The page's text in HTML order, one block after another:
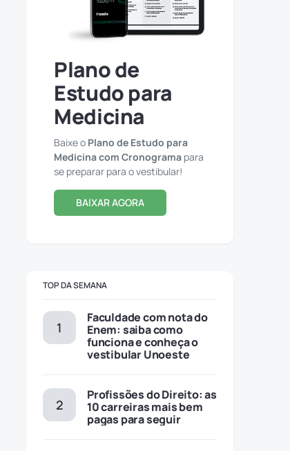
Plano de
Estudo para
Medicina
Baixe o Plano de Estudo para
Medicina com Cronograma
se preparar para o vestibular!
BAIXAR AGORA
TOP DA SEMANA
Faculdade com nota do
Enem: saiba como
funciona e conheça o
vestibular Unoeste
Profissões do Direito: as
10 carreiras mais bem
pagas para seguir